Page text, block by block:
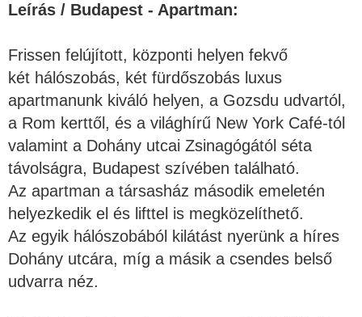
Leírás / Budapest - Apartman:
Frissen felújított, központi helyen fekvő
két hálószobás, két fürdőszobás luxus
apartmanunk kiváló helyen, a Gozsdu udvartól,
a Rom kerttől, és a világhírű New York Café-tól
valamint a Dohány utcai Zsinagógától séta
távolságra, Budapest szívében található.
Az apartman a társasház második emeletén
helyezkedik el és lifttel is megközelíthető.
Az egyik hálószobából kilátást nyerünk a híres
Dohány utcára, míg a másik a csendes belső
udvarra néz.